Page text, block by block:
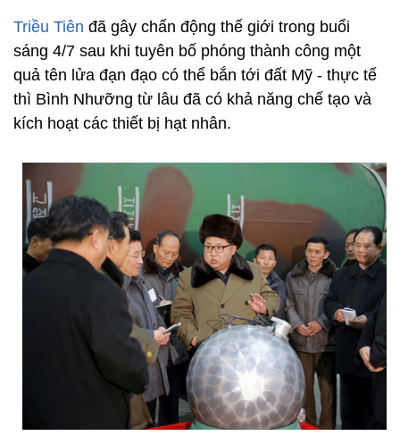
Triều Tiên đã gây chấn động thế giới trong buổi
sáng 4/7 sau khi tuyên bố phóng thành công một
quả tên lửa đạn đạo có thể bắn tới đất Mỹ - thực tế
thì Bình Nhưỡng từ lâu đã có khả năng chế tạo và
kích hoạt các thiết bị hạt nhân.